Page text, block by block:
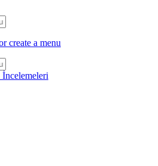
create a menu